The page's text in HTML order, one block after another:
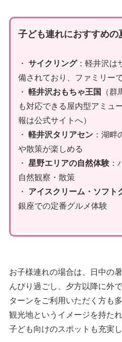
子ども連れにおすすめの
・ サイクリング：軽井沢は
備されており、ファミリー
・ 軽井沢おもちゃ王国
（
も対応できる屋内型アミュ
報は公式サイトへ）
・ 軽井沢タリアセン：湖畔
や散策が楽しめる
・ 星野エリアの自然体験：
自然観察・散策
・ アイスクリーム・ソフト
銀座での定番グルメ体験
お子様連れの場合は、日中の
んびり過ごし、夕方以降に外
ターンをご利用いただく方も
観光地というイメージを持た
子ども向けのスポットも充実